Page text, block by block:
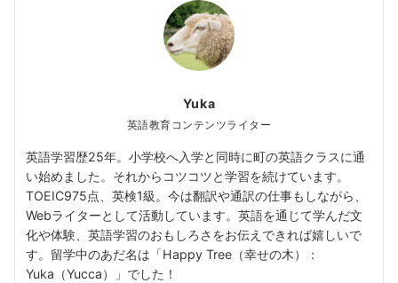
Yuka
英語教育コンテンツライター
英語学習歴25年。小学校へ入学と同時に町の英語クラスに通
い始めました。それからコツコツと学習を続けています。
TOEIC975点、英検1級。今は翻訳や通訳の仕事もしながら、
Webライターとして活動しています。英語を通じて学んだ文
化や体験、英語学習のおもしろさをお伝えできれば嬉しいで
す。留学中のあだ名は「Happy Tree（幸せの木）：
Yuka（Yucca）」でした！